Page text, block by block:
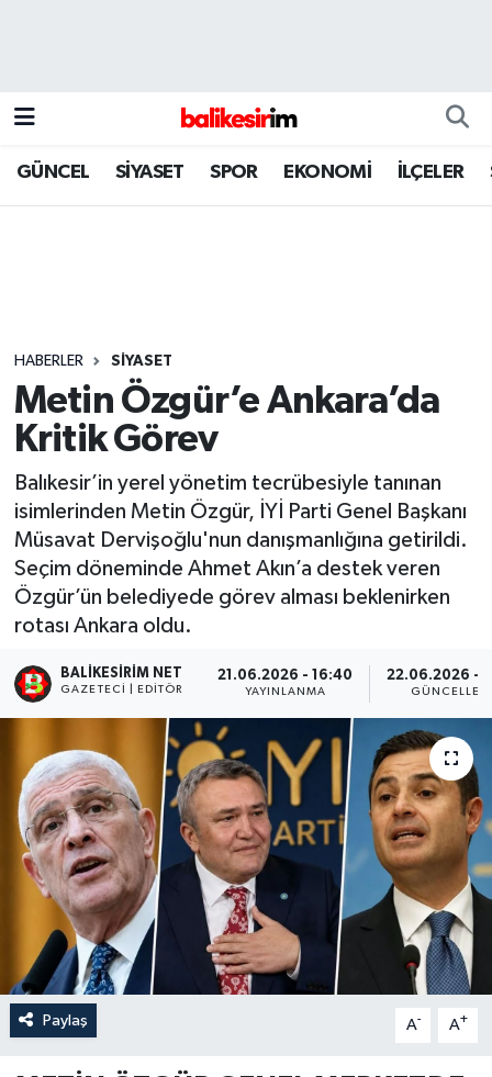
GÜNCEL SİYASET SPOR EKONOMİ İLÇELER
HABERLER SİYASET
Metin Özgür’e Ankara’da
Kritik Görev
Balıkesir’in yerel yönetim tecrübesiyle tanınan
isimlerinden Metin Özgür, İYİ Parti Genel Başkanı
Müsavat Dervişoğlu'nun danışmanlığına getirildi.
Seçim döneminde Ahmet Akın’a destek veren
Özgür’ün belediyede görev alması beklenirken
rotası Ankara oldu.
BALIKESIRIM NET
GAZETECI | EDITÖR
21.06.2026 - 16:40
YAYINLANMA
22.06.2026 -
Paylaş A- A+